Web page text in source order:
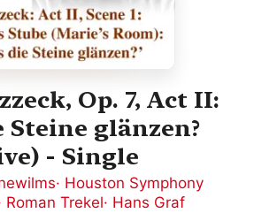
Op. 7, Act II:
Steine glänzen?
- Single
· Houston Symphony
Roman Trekel· Hans Graf